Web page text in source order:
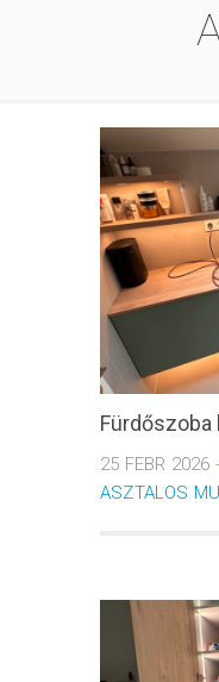
25 FEBR 2026 -
ASZTALOS